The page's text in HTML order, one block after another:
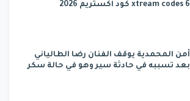
6 xtream codes كود اكستريم 2026
أمن المحمدية يوقف الفنان رضا الطالياني
بعد تسببه في حادثة سير وهو في حالة سكر